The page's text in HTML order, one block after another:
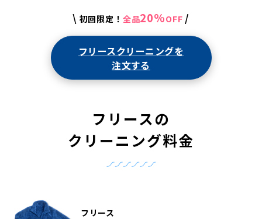
\ 初回限定！ 全品20%OFF /
フリースクリーニングを
注文する
フリースの
クリーニング料金
フリース